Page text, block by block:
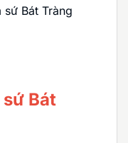
Bát